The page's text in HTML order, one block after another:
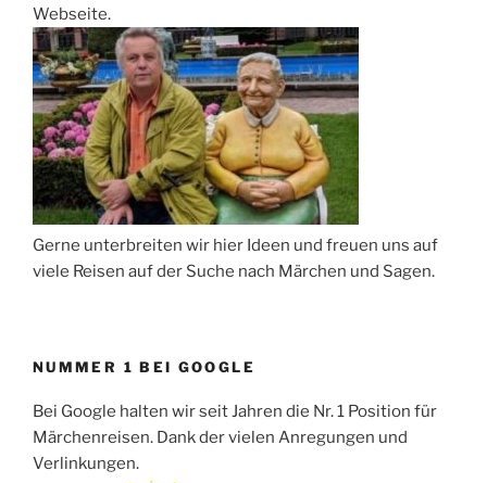
Webseite.
Gerne unterbreiten wir hier Ideen und freuen uns auf
viele Reisen auf der Suche nach Märchen und Sagen.
NUMMER 1 BEI GOOGLE
Bei Google halten wir seit Jahren die Nr. 1 Position für
Märchenreisen. Dank der vielen Anregungen und
Verlinkungen.